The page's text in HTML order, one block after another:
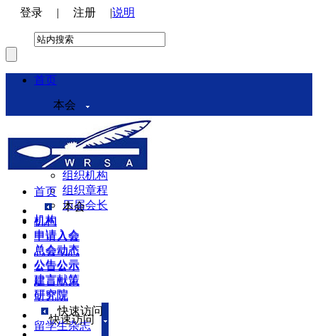
登录 | 注册 |说明
首页
本会
本会介绍
领导机构
理事会
组织机构
组织章程
历届会长
机构
申请入会
总会动态
公告公示
建言献策
研究院
快速访问
首页
本会
机构
申请入会
总会动态
公告公示
建言献策
研究院
快速访问
留学生杂志